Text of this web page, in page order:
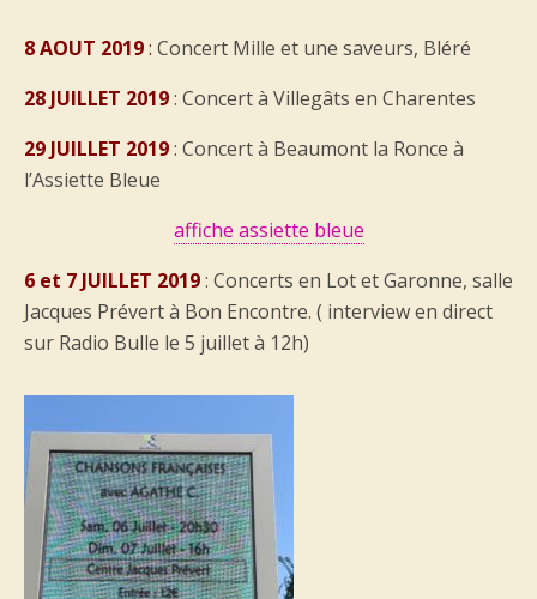
8 AOUT 2019: Concert Mille et une saveurs, Bléré
28 JUILLET 2019: Concert à Villegâts en Charentes
29 JUILLET 2019: Concert à Beaumont la Ronce à
l’Assiette Bleue
affiche assiette bleue
6 et 7 JUILLET 2019: Concerts en Lot et Garonne, salle
Jacques Prévert à Bon Encontre. ( interview en direct
sur Radio Bulle le 5 juillet à 12h)